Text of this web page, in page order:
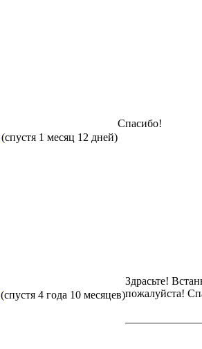
(спустя 1 месяц 12 дней)
Спасибо!
(спустя 4 года 10 месяцев)
Здрасьте!
пожалуйста!